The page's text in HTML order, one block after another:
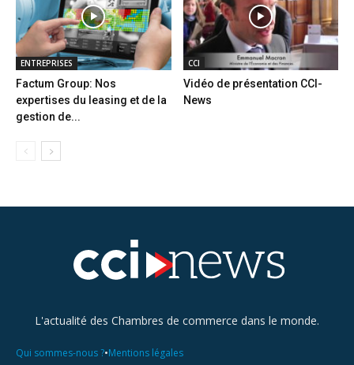
ENTREPRISES
Factum Group: Nos
expertises du leasing et de la
gestion de...
CCI
Vidéo de présentation CCI-
News
L'actualité des Chambres de commerce dans le monde.
Qui sommes-nous ?•Mentions légales